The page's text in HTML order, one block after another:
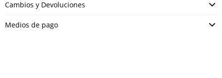
Cambios y Devoluciones
Medios de pago